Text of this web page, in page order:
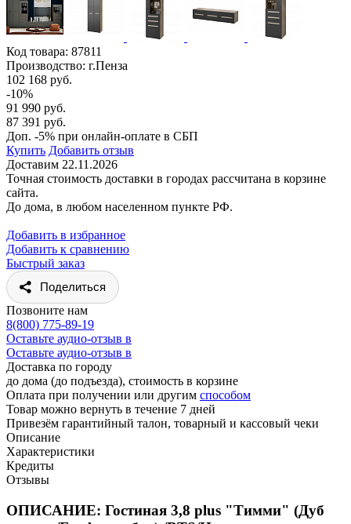
Код товара: 87811
Производство: г.Пенза
102 168 руб.
-10%
91 990 руб.
87 391 руб.
Доп. -5% при онлайн-оплате в СБП
Купить Добавить отзыв
Доставим 22.11.2026
Точная стоимость доставки в городах рассчитана в корзине
сайта.
До дома, в любом населенном пункте РФ.
Добавить в избранное
Добавить к сравнению
Быстрый заказ
Поделиться
Позвоните нам
8(800) 775-89-19
Оставьте аудио-отзыв в
Оставьте аудио-отзыв в
Доставка по городу
до дома (до подъезда), стоимость в корзине
Оплата при получении или другим способом
Товар можно вернуть в течение 7 дней
Привезём гарантийный талон, товарный и кассовый чеки
Описание
Характеристики
Кредиты
Отзывы
ОПИСАНИЕ: Гостиная 3,8 plus "Тимми" (Дуб